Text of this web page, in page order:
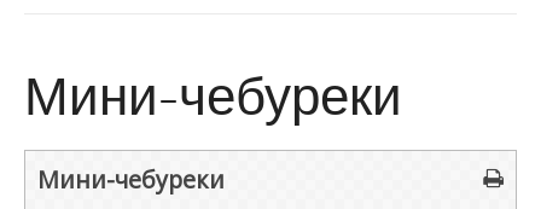
Мини-чебуреки
Мини-чебуреки